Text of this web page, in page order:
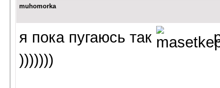
muhomorka
я пока пугаюсь так
)))))))